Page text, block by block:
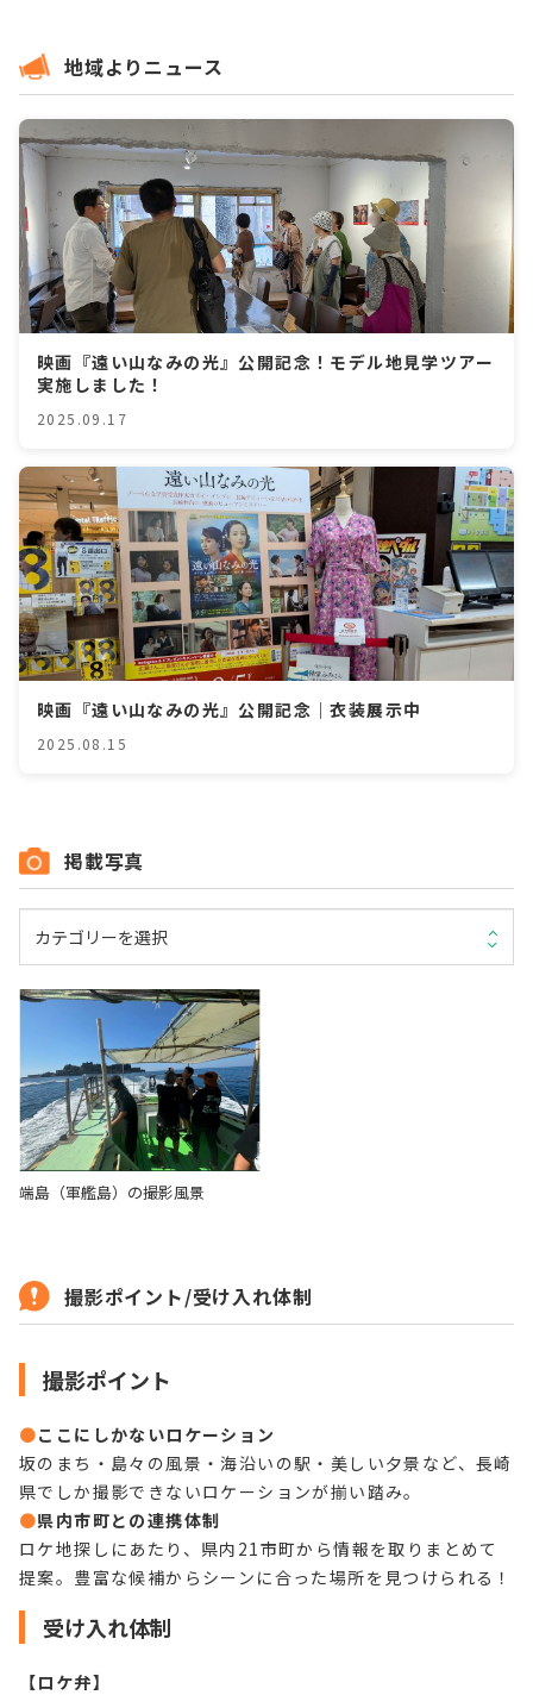
地域よりニュース
映画『遠い山なみの光』公開記念！モデル地見学ツアー
実施しました！
2025.09.17
映画『遠い山なみの光』公開記念｜衣装展示中
2025.08.15
掲載写真
端島（軍艦島）の撮影風景
撮影ポイント/受け入れ体制
撮影ポイント
●ここにしかないロケーション
坂のまち・島々の風景・海沿いの駅・美しい夕景など、長崎
県でしか撮影できないロケーションが揃い踏み。
●県内市町との連携体制
ロケ地探しにあたり、県内21市町から情報を取りまとめて
提案。豊富な候補からシーンに合った場所を見つけられる！
受け入れ体制
【ロケ弁】